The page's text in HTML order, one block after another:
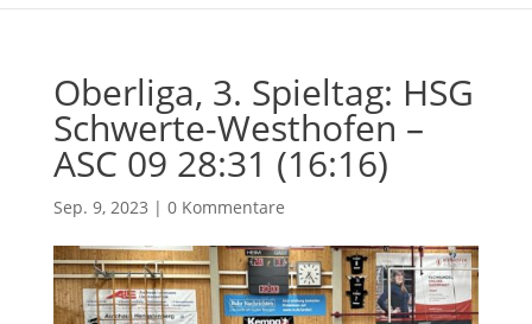
Oberliga, 3. Spieltag: HSG
Schwerte-Westhofen –
ASC 09 28:31 (16:16)
Sep. 9, 2023 | 0 Kommentare